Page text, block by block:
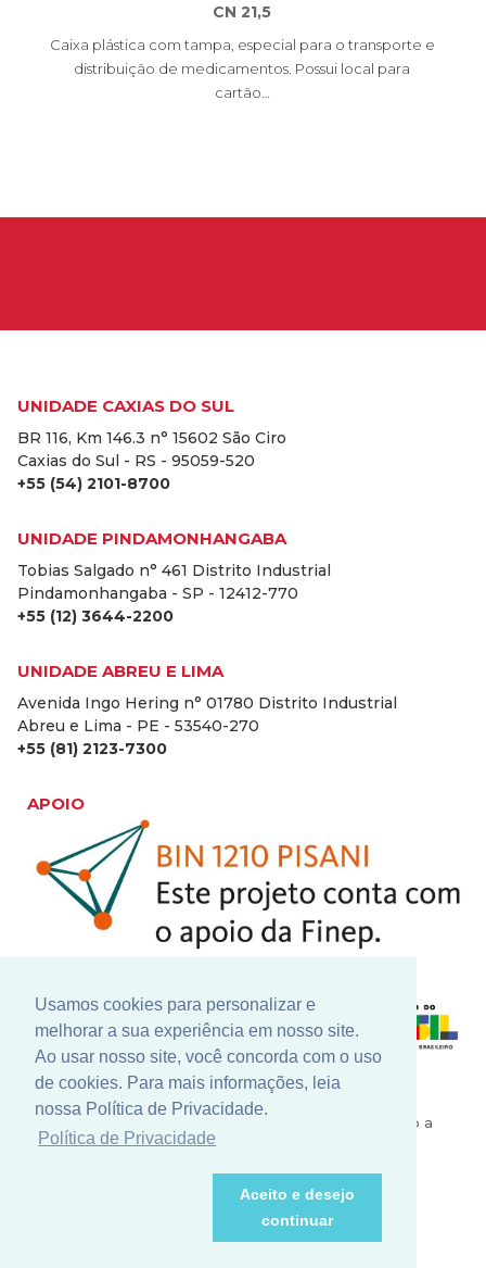
Usamos cookies para personalizar e
melhorar a sua experiência em nosso site.
Ao usar nosso site, você concorda com o uso
de cookies. Para mais informações, leia
nossa Política de Privacidade.
Política de Privacidade
Aceito e desejo
continuar
CN 21,5
Caixa plástica com tampa, especial para o transporte e
distribuição de medicamentos. Possui local para
cartão…
UNIDADE CAXIAS DO SUL
BR 116, Km 146.3 n° 15602 São Ciro
Caxias do Sul - RS - 95059-520
+55 (54) 2101-8700
UNIDADE PINDAMONHANGABA
Tobias Salgado n° 461 Distrito Industrial
Pindamonhangaba - SP - 12412-770
+55 (12) 3644-2200
UNIDADE ABREU E LIMA
Avenida Ingo Hering n° 01780 Distrito Industrial
Abreu e Lima - PE - 53540-270
+55 (81) 2123-7300
APOIO
Nosso constante investimento em pesquisa e
desenvolvimento conta com grandes parceiros como a
Finep - Financiadora de Inovação e Pesquisa, para a
crescimento e valorização do nosso setor.